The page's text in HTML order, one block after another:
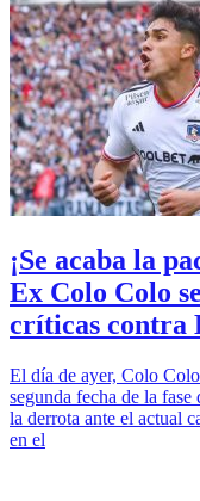
¡Se acaba la
Ex Colo Colo
críticas contra
El día de ayer, Colo
segunda fecha de la
la derrota ante el actual
en el